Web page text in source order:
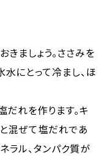
ましょう。ささみを
水にとって冷まし、ほ
だれを作ります。キ
混ぜて塩だれであ
ラル、タンパク質が